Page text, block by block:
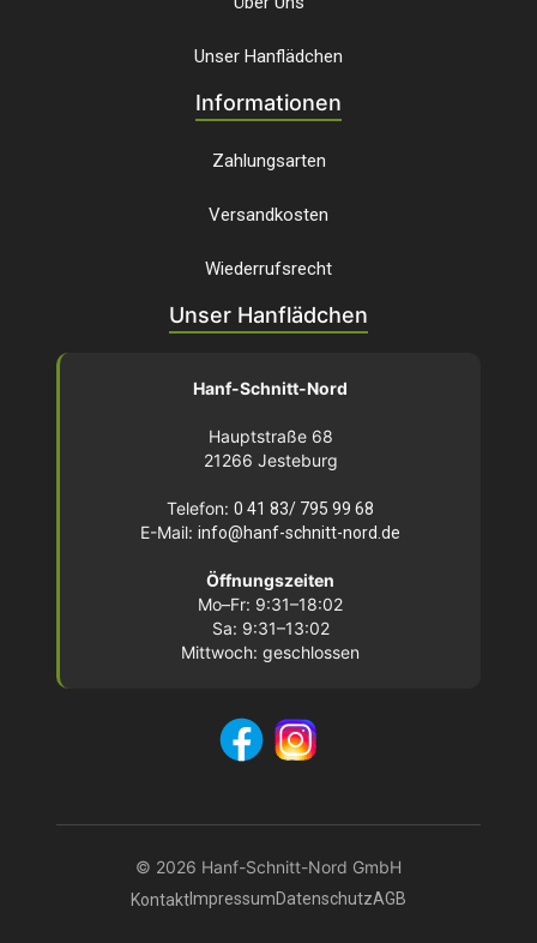
Unser Hanflädchen
Informationen
Zahlungsarten
Versandkosten
Wiederrufsrecht
Unser Hanflädchen
Hanf-Schnitt-Nord
Hauptstraße 68
21266 Jesteburg
Telefon: 0 41 83/ 795 99 68
E-Mail: info@hanf-schnitt-nord.de
Öffnungszeiten
Mo–Fr: 9:31–18:02
Sa: 9:31–13:02
Mittwoch: geschlossen
© 2026 Hanf-Schnitt-Nord GmbH
KontaktImpressumDatenschutzAGB